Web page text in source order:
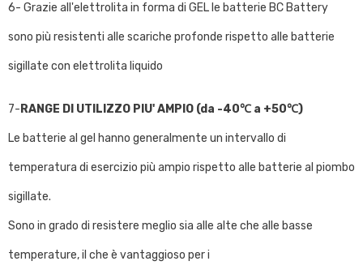
6- Grazie all'elettrolita in forma di GEL le batterie BC Battery
sono più resistenti alle scariche profonde rispetto alle batterie
sigillate con elettrolita liquido
7- RANGE DI UTILIZZO PIU' AMPIO (da -40℃ a +50℃)
Le batterie al gel hanno generalmente un intervallo di
temperatura di esercizio più ampio rispetto alle batterie al piombo
sigillate.
Sono in grado di resistere meglio sia alle alte che alle basse
temperature, il che è vantaggioso per i